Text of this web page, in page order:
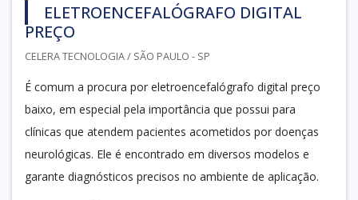
ELETROENCEFALÓGRAFO DIGITAL
PREÇO
CELERA TECNOLOGIA / SÃO PAULO - SP
É comum a procura por eletroencefalógrafo digital preço
baixo, em especial pela importância que possui para
clínicas que atendem pacientes acometidos por doenças
neurológicas. Ele é encontrado em diversos modelos e
garante diagnósticos precisos no ambiente de aplicação.